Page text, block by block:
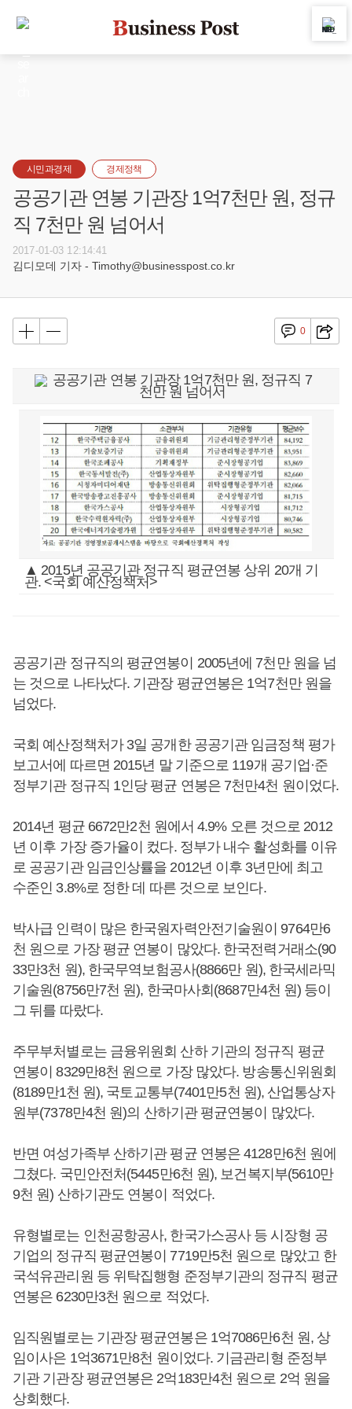
시민과경제 경제정책
공공기관 연봉 기관장 1억7천만 원, 정규
직 7천만 원 넘어서
2017-01-03 12:14:41
김디모데 기자 - Timothy@businesspost.co.kr
0
▲ 2015년 공공기관 정규직 평균연봉 상위 20개 기
관. <국회 예산정책처>
공공기관 정규직의 평균연봉이 2005년에 7천만 원을 넘
는 것으로 나타났다. 기관장 평균연봉은 1억7천만 원을
넘었다.
국회 예산정책처가 3일 공개한 공공기관 임금정책 평가
보고서에 따르면 2015년 말 기준으로 119개 공기업·준
정부기관 정규직 1인당 평균 연봉은 7천만4천 원이었다.
2014년 평균 6672만2천 원에서 4.9% 오른 것으로 2012
년 이후 가장 증가율이 컸다. 정부가 내수 활성화를 이유
로 공공기관 임금인상률을 2012년 이후 3년만에 최고
수준인 3.8%로 정한 데 따른 것으로 보인다.
박사급 인력이 많은 한국원자력안전기술원이 9764만6
천 원으로 가장 평균 연봉이 많았다. 한국전력거래소(90
33만3천 원), 한국무역보험공사(8866만 원), 한국세라믹
기술원(8756만7천 원), 한국마사회(8687만4천 원) 등이
그 뒤를 따랐다.
주무부처별로는 금융위원회 산하 기관의 정규직 평균
연봉이 8329만8천 원으로 가장 많았다. 방송통신위원회
(8189만1천 원), 국토교통부(7401만5천 원), 산업통상자
원부(7378만4천 원)의 산하기관 평균연봉이 많았다.
반면 여성가족부 산하기관 평균 연봉은 4128만6천 원에
그쳤다. 국민안전처(5445만6천 원), 보건복지부(5610만
9천 원) 산하기관도 연봉이 적었다.
유형별로는 인천공항공사, 한국가스공사 등 시장형 공
기업의 정규직 평균연봉이 7719만5천 원으로 많았고 한
국석유관리원 등 위탁집행형 준정부기관의 정규직 평균
연봉은 6230만3천 원으로 적었다.
임직원별로는 기관장 평균연봉은 1억7086만6천 원, 상
임이사은 1억3671만8천 원이었다. 기금관리형 준정부
기관 기관장 평균연봉은 2억183만4천 원으로 2억 원을
상회했다.